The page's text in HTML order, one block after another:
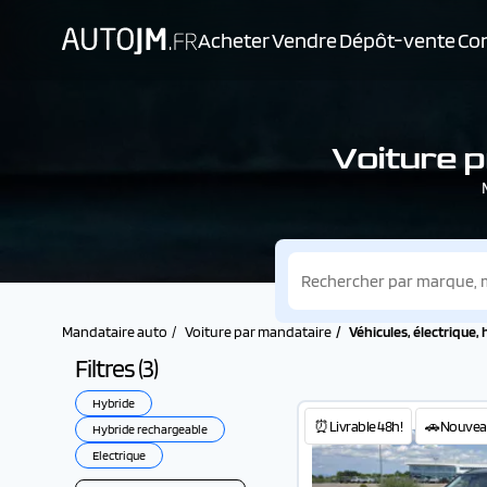
AcheterVendreDépôt-vente
Voiture
Mandataire auto Voiture par mandataire Véhicules, électrique,
Filtres (3)
Hybride
Hybride rechargeable
Electrique
⏰Livrable 48h!